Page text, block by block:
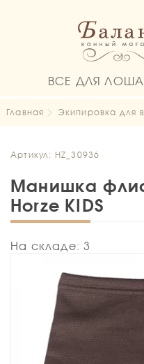
ВСЕ ДЛЯ
Главная Экипировка для
Артикул: HZ_30936
Манишка
Horze KIDS
На складе: 3